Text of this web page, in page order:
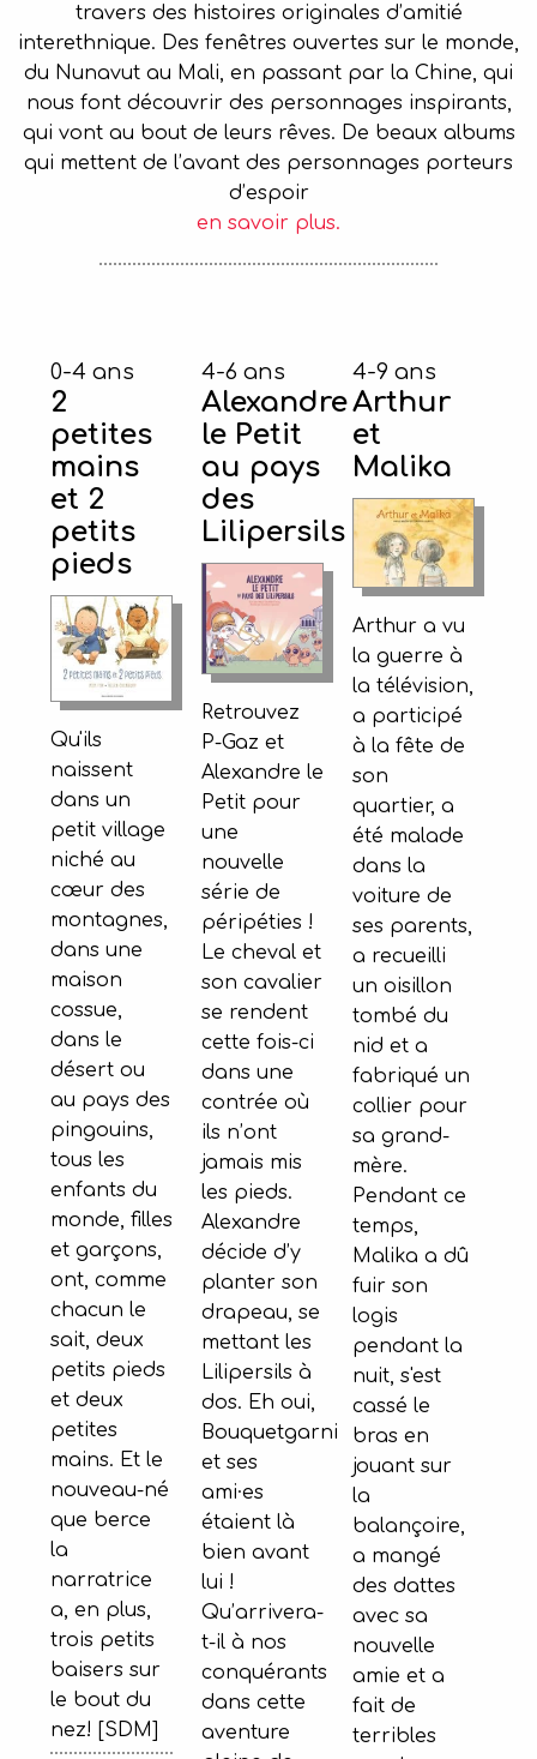
travers des histoires originales d’amitié
interethnique. Des fenêtres ouvertes sur le monde,
du Nunavut au Mali, en passant par la Chine, qui
nous font découvrir des personnages inspirants,
qui vont au bout de leurs rêves. De beaux albums
qui mettent de l’avant des personnages porteurs
d’espoir
en savoir plus.
0-4 ans
2
petites
mains
et 2
petits
pieds
Qu'ils
naissent
dans un
petit village
niché au
cœur des
montagnes,
dans une
maison
cossue,
dans le
désert ou
au pays des
pingouins,
tous les
enfants du
monde, filles
et garçons,
ont, comme
chacun le
sait, deux
petits pieds
et deux
petites
mains. Et le
nouveau-né
que berce
la
narratrice
a, en plus,
trois petits
baisers sur
le bout du
nez! [SDM]
4-6 ans
Alexandre
le Petit
au pays
des
Lilipersils
Retrouvez
P-Gaz et
Alexandre le
Petit pour
une
nouvelle
série de
péripéties !
Le cheval et
son cavalier
se rendent
cette fois-ci
dans une
contrée où
ils n’ont
jamais mis
les pieds.
Alexandre
décide d’y
planter son
drapeau, se
mettant les
Lilipersils à
dos. Eh oui,
Bouquetgarni
et ses
ami·es
étaient là
bien avant
lui !
Qu’arrivera-
t-il à nos
conquérants
dans cette
aventure
4-9 ans
Arthur
et
Malika
Arthur a vu
la guerre à
la télévision,
a participé
à la fête de
son
quartier, a
été malade
dans la
voiture de
ses parents,
a recueilli
un oisillon
tombé du
nid et a
fabriqué un
collier pour
sa grand-
mère.
Pendant ce
temps,
Malika a dû
fuir son
logis
pendant la
nuit, s'est
cassé le
bras en
jouant sur
la
balançoire,
a mangé
des dattes
avec sa
nouvelle
amie et a
fait de
terribles